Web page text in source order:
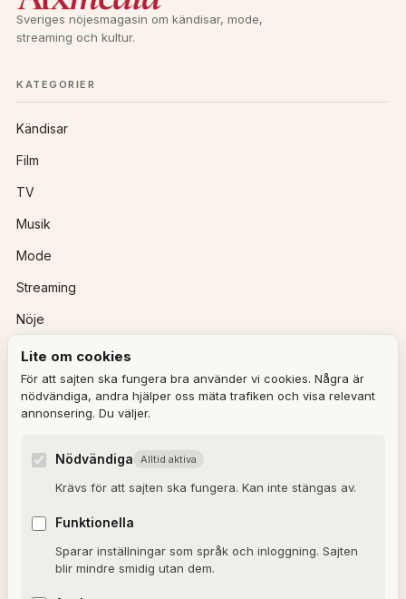
Sveriges nöjesmagasin om kändisar, mode,
streaming och kultur.
KATEGORIER
Kändisar
Film
TV
Musik
Mode
Streaming
Nöje
Ulla Granqvist
Lite om cookies
För att sajten ska fungera bra använder vi cookies. Några är
nödvändiga, andra hjälper oss mäta trafiken och visa relevant
annonsering. Du väljer.
Nödvändiga Alltid aktiva
Krävs för att sajten ska fungera. Kan inte stängas av.
Funktionella
Sparar inställningar som språk och inloggning. Sajten
blir mindre smidig utan dem.